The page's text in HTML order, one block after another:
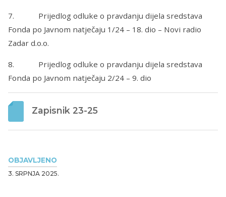
OBJAVLJENO
3. SRPNJA 2025.
7. Prijedlog odluke o pravdanju dijela sredstava
Fonda po Javnom natječaju 1/24 – 18. dio – Novi radio
Zadar d.o.o.
8. Prijedlog odluke o pravdanju dijela sredstava
Fonda po Javnom natječaju 2/24 – 9. dio
Zapisnik 23-25